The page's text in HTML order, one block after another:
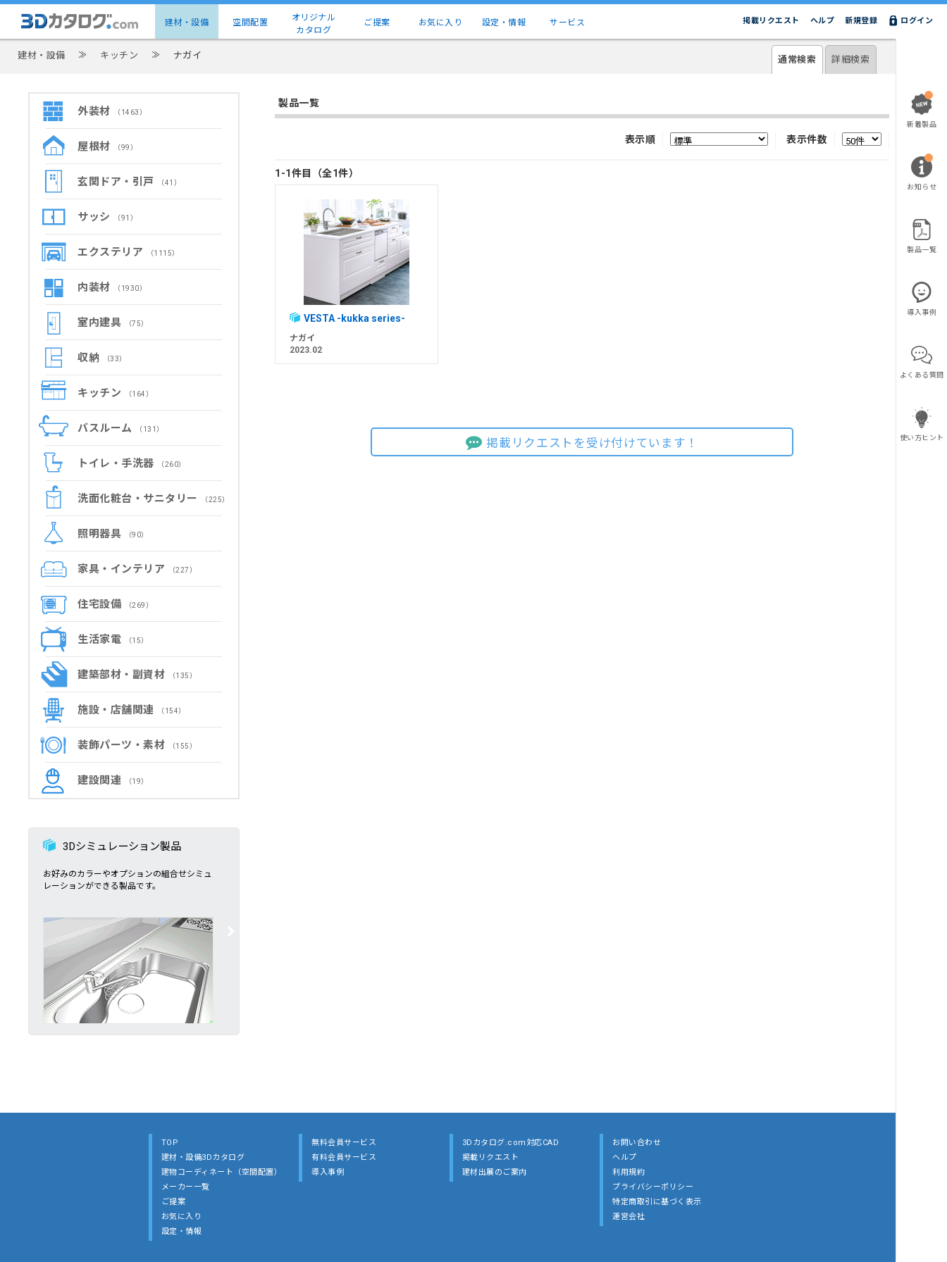
建材・設備 空間配置
オリジナル
カタログ
ご提案 お気に入り 設定・情報 サービス ログイン
新規登録
ヘルプ
掲載リクエスト
建材・設備 ≫ キッチン ≫ ナガイ 通常検索 詳細検索
外装材 （1463）
屋根材 （99）
玄関ドア・引戸 （41）
サッシ （91）
エクステリア （1115）
内装材 （1930）
室内建具 （75）
収納 （33）
キッチン （164）
バスルーム （131）
トイレ・手洗器 （260）
洗面化粧台・サニタリー （225）
照明器具 （90）
家具・インテリア （227）
住宅設備 （269）
生活家電 （15）
建築部材・副資材 （135）
施設・店舗関連 （154）
装飾パーツ・素材 （155）
建設関連 （19）
3Dシミュレーション製品
お好みのカラーやオプションの組合せシミュ
レーションができる製品です。
製品一覧
表示順 表示件数
1-1件目（全1件）
VESTA -kukka series-
ナガイ
2023.02
掲載リクエストを受け付けています！
新着製品
お知らせ
製品一覧
導入事例
よくある質問
使い方ヒント
TOP
建材・設備3Dカタログ
建物コーディネート（空間配置）
メーカー一覧
ご提案
お気に入り
設定・情報
無料会員サービス
有料会員サービス
導入事例
3Dカタログ.com対応CAD
掲載リクエスト
建材出展のご案内
お問い合わせ
ヘルプ
利用規約
プライバシーポリシー
特定商取引に基づく表示
運営会社